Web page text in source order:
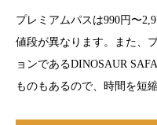
プレミアムパスは990円〜
値段が異なります。また、
ョンであるDINOSAUR
ものもあるので、時間を短